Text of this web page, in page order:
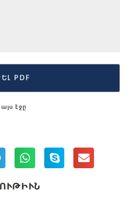
էջը
PDF